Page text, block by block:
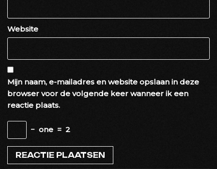
Website
Mijn naam, e-mailadres en website opslaan in deze
browser voor de volgende keer wanneer ik een
reactie plaats.
− one = 2